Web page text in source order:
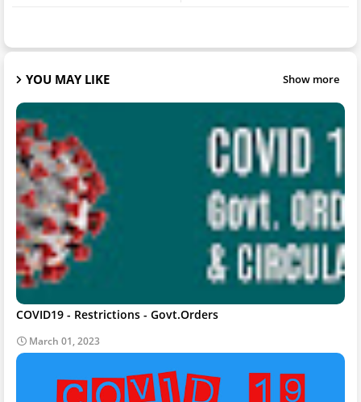
YOU MAY LIKE Show more
COVID19 - Restrictions - Govt.Orders
March 01, 2023